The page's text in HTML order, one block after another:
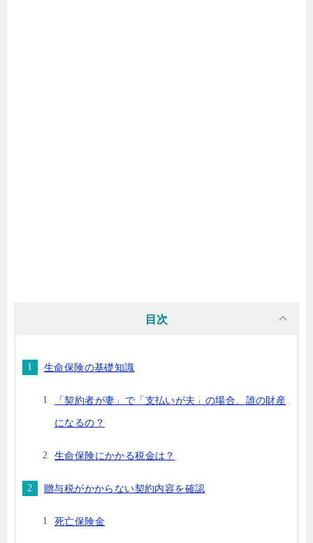
目次
生命保険の基礎知識
「契約者が妻」で「支払いが夫」の場合、誰の財産
になるの？
生命保険にかかる税金は？
贈与税がかからない契約内容を確認
死亡保険金